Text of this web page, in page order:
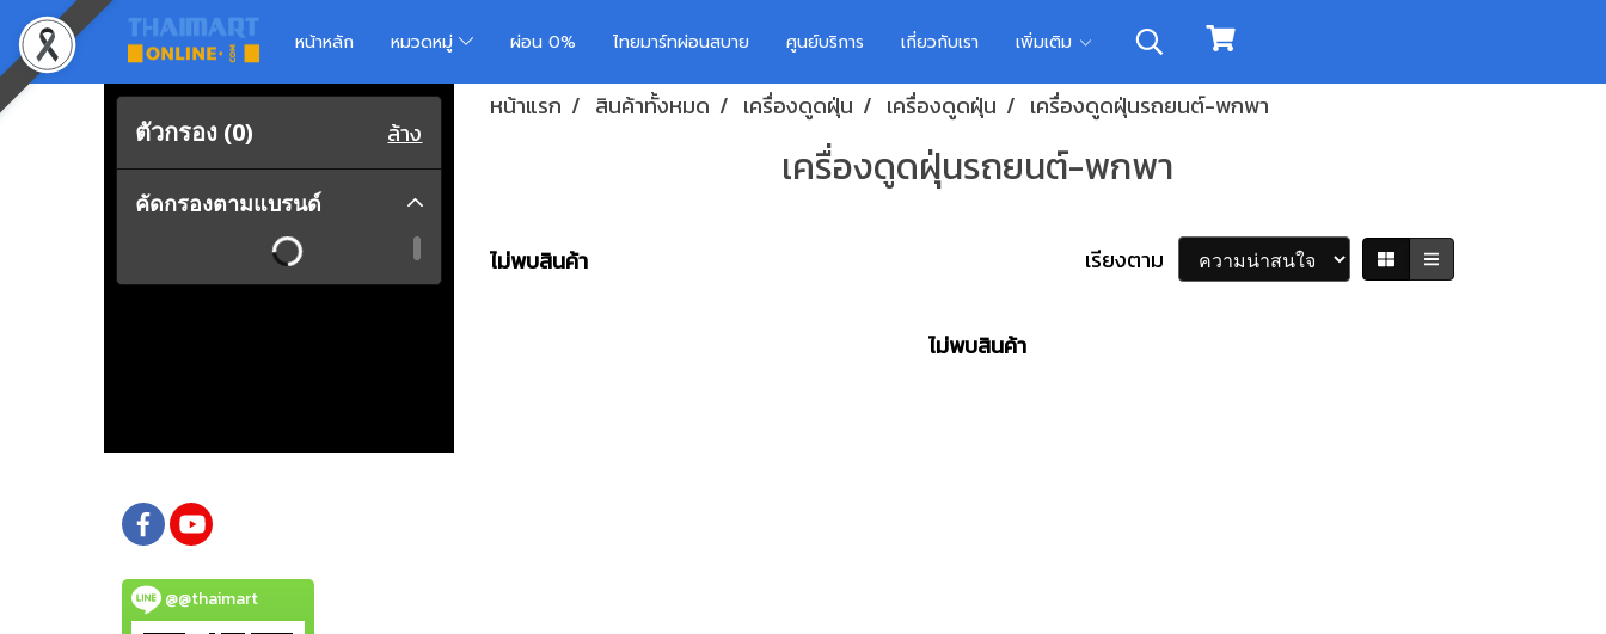
หน้าหลัก หมวดหมู่ ผ่อน 0% ไทยมาร์ทผ่อนสบาย ศูนย์บริการ เกี่ยวกับเรา เพิ่มเติม
หน้าแรก สินค้าทั้งหมด เครื่องดูดฝุ่น เครื่องดูดฝุ่น เครื่องดูดฝุ่นรถยนต์-พกพา
เครื่องดูดฝุ่นรถยนต์-พกพา
ไม่พบสินค้า เรียงตาม
ไม่พบสินค้า
ตัวกรอง (0) ล้าง
คัดกรองตามแบรนด์
@@thaimart